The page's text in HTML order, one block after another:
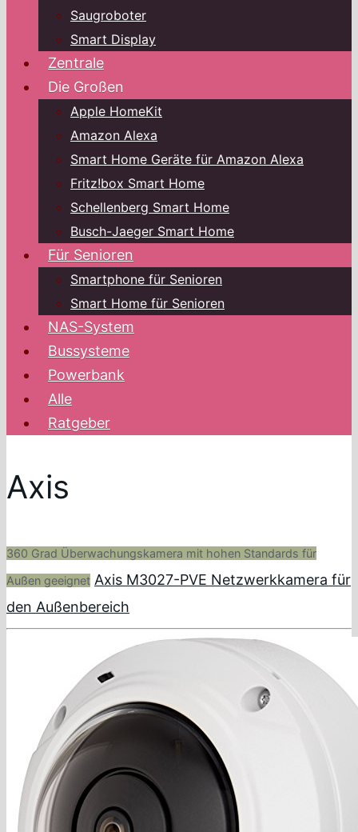
Saugroboter
Smart Display
Zentrale
Die Großen
Apple HomeKit
Amazon Alexa
Smart Home Geräte für Amazon Alexa
Fritz!box Smart Home
Schellenberg Smart Home
Busch-Jaeger Smart Home
Für Senioren
Smartphone für Senioren
Smart Home für Senioren
NAS-System
Bussysteme
Powerbank
Alle
Ratgeber
Axis
360 Grad Überwachungskamera mit hohen Standards für
Außen geeignet Axis M3027-PVE Netzwerkkamera für
den Außenbereich